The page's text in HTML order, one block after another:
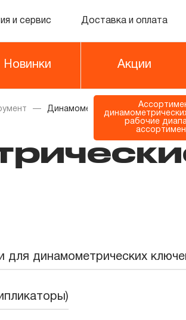
и сервис Доставка и оплата
Новинки Акции
рабочие
Динамометрические ключи
для динамометрических